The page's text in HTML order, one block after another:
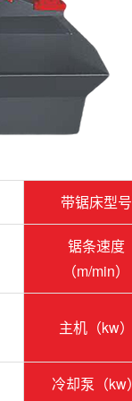
带锯床型号
锯条速度
（m/min）
主机（kw）
冷却泵（kw）